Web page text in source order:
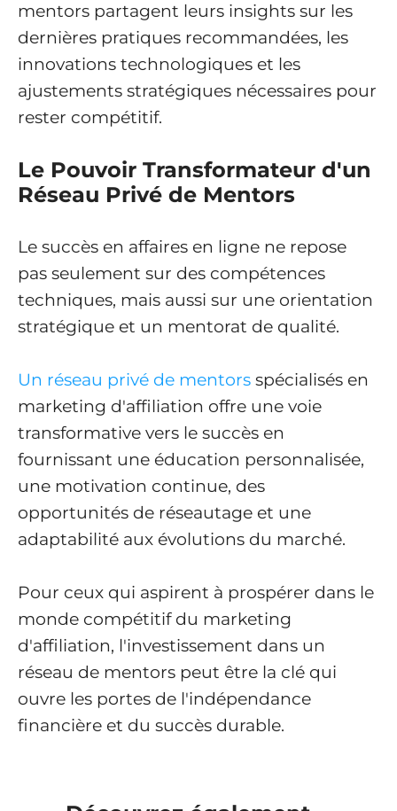
mentors partagent leurs insights sur les
dernières pratiques recommandées, les
innovations technologiques et les
ajustements stratégiques nécessaires pour
rester compétitif.
Le Pouvoir Transformateur d'un
Réseau Privé de Mentors
Le succès en affaires en ligne ne repose
pas seulement sur des compétences
techniques, mais aussi sur une orientation
stratégique et un mentorat de qualité.
Un réseau privé de mentors spécialisés en
marketing d'affiliation offre une voie
transformative vers le succès en
fournissant une éducation personnalisée,
une motivation continue, des
opportunités de réseautage et une
adaptabilité aux évolutions du marché.
Pour ceux qui aspirent à prospérer dans le
monde compétitif du marketing
d'affiliation, l'investissement dans un
réseau de mentors peut être la clé qui
ouvre les portes de l'indépendance
financière et du succès durable.